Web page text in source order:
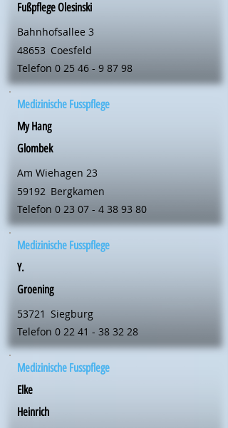
Fußpflege Olesinski
Bahnhofsallee 3
48653 Coesfeld
Telefon 0 25 46 - 9 87 98
Medizinische Fusspflege
My Hang
Glombek
Am Wiehagen 23
59192 Bergkamen
Telefon 0 23 07 - 4 38 93 80
Medizinische Fusspflege
Y.
Groening
53721 Siegburg
Telefon 0 22 41 - 38 32 28
Medizinische Fusspflege
Elke
Heinrich